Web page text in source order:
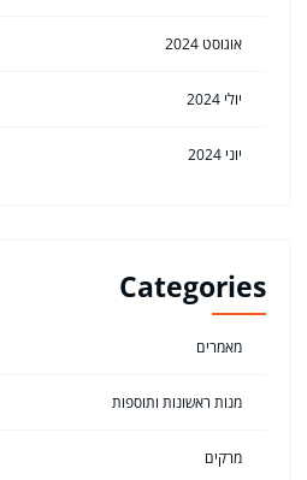
אוגוסט 2024
יולי 2024
יוני 2024
Categories
מאמרים
מנות ראשונות ותוספות
מרקים